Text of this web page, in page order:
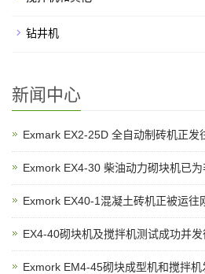
钻井机
新闻中心
Exmark EX2-25D 全自动制砖机正发
Exmork EX4-30 柴油动力砌块机已为
Exmork EX40-1混凝土砖机正被运往
EX4-40砌块机及搅拌机测试成功并
Exmork EM4-45砌块成型机和搅拌机